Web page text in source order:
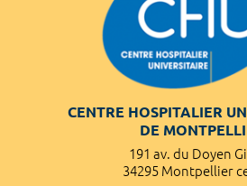
CENTRE HOSPITALIER
DE
191 av. du Doyen
34295 Montpellier